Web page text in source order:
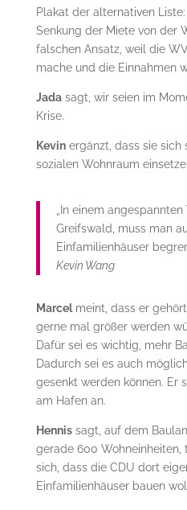
Plakat der alternativen
Senkung der Miete von der
falschen Ansatz, weil die
mache und die Einnahmen
Jadasagt, wir seien im
Krise.
Kevinergänzt, dass sie sich
sozialen Wohnraum
„In einem
Greifswald, muss man
Einfamilienhäuser
Kevin Wang
Marcelmeint, dass er
gerne mal größer werden
Dafür sei es wichtig, mehr
Dadurch sei es auch
gesenkt werden können. Er
am Hafen an.
Hennissagt, auf dem
gerade 600 Wohneinheiten,
sich, dass die CDU dort
Einfamilienhäuser bauen